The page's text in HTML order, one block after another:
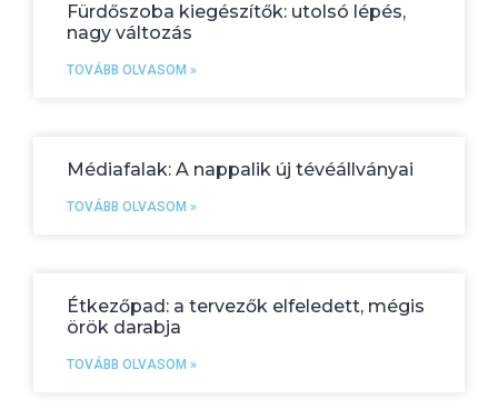
Fürdőszoba kiegészítők: utolsó lépés,
nagy változás
TOVÁBB OLVASOM »
Médiafalak: A nappalik új tévéállványai
TOVÁBB OLVASOM »
Étkezőpad: a tervezők elfeledett, mégis
örök darabja
TOVÁBB OLVASOM »